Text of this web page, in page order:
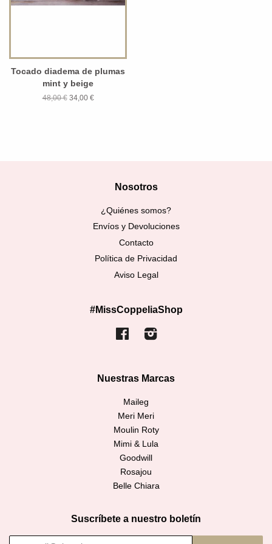
Tocado diadema de plumas
mint y beige
48,00 €34,00 €
Nosotros
¿Quiénes somos?
Envíos y Devoluciones
Contacto
Política de Privacidad
Aviso Legal
#MissCoppeliaShop
FacebookInstagram
Nuestras Marcas
Maileg
Meri Meri
Moulin Roty
Mimi & Lula
Goodwill
Rosajou
Belle Chiara
Suscríbete a nuestro boletín